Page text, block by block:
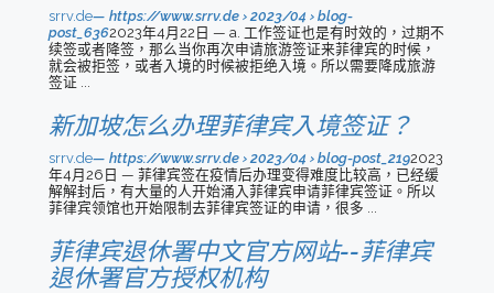
srrv.de
https://www.srrv.de › 2023/04 › blog-
post_6362023年4月22日 — a. 工作签证也是有时效的，过期不
续签或者降签，那么当你再次申请旅游签证来菲律宾的时候，
就会被拒签，或者入境的时候被拒绝入境。所以需要降成旅游
签证 ...
新加坡怎么办理菲律宾入境签证？
srrv.de https://www.srrv.de › 2023/04 › blog-post_2192023
年4月26日 — 菲律宾签在疫情后办理变得难度比较高，已经缓
解解封后，有大量的人开始涌入菲律宾申请菲律宾签证。所以
菲律宾领馆也开始限制去菲律宾签证的申请，很多 ...
菲律宾退休署中文官方网站--菲律宾
退休署官方授权机构